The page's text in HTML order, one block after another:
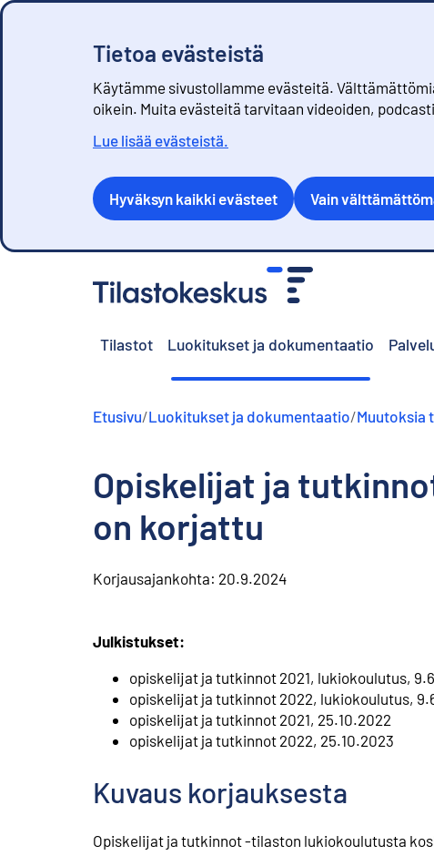
Tietoa evästeistä
Käytämme sivustollamme evästeitä.
oikein. Muita evästeitä tarvitaan videoiden,
Lue lisää evästeistä.
Hyväksyn kaikki evästeet Vain
Tilastot Luokitukset ja dokumentaatio
Etusivu/Luokitukset ja dokumentaatio/Muutoksia
Opiskelijat ja
on korjattu
Korjausajankohta: 20.9.2024
Julkistukset:
⁠opiskelijat ja tutkinnot 2021, lukiokoulutus,
opiskelijat ja tutkinnot 2022, lukiokoulutus,
opiskelijat ja tutkinnot 2021, 25.10.2022
⁠opiskelijat ja tutkinnot 2022, 25.10.2023
Kuvaus korjauksesta
Opiskelijat ja tutkinnot -tilaston lukiokoulutusta